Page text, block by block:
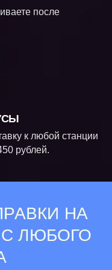
после
к любой станции
рублей.
НА
ЛЮБОГО